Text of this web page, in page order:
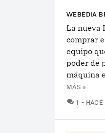
WEBEDIA
La nueva
comprar
equipo
poder de
máquina
MÁS »
1